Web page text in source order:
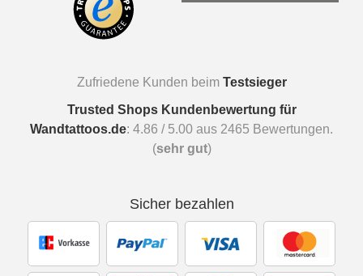
Zufriedene Kunden beim Testsieger
Trusted Shops Kundenbewertung für
Wandtattoos.de: 4.86 / 5.00 aus 2465 Bewertungen.
(sehr gut)
Sicher bezahlen